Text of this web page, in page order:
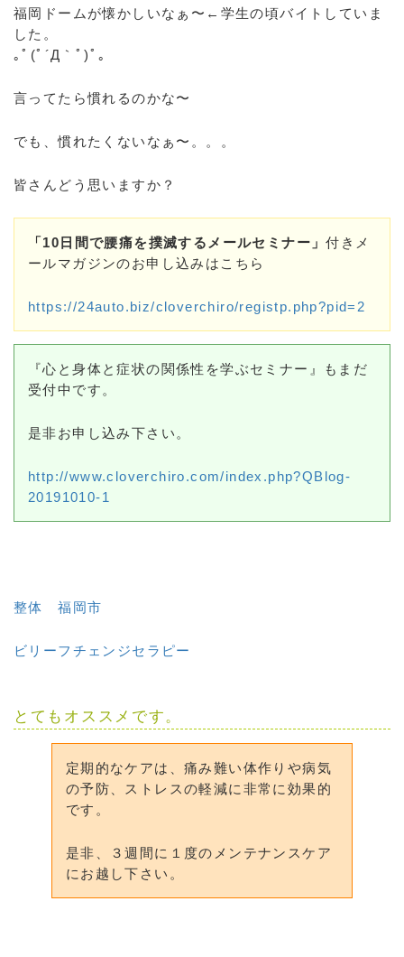
福岡ドームが懐かしいなぁ〜←学生の頃バイトしていま
した。
｡ﾟ(ﾟ´Д｀ﾟ)ﾟ｡
言ってたら慣れるのかな〜
でも、慣れたくないなぁ〜。。。
皆さんどう思いますか？
「10日間で腰痛を撲滅するメールセミナー」付きメ
ールマガジンのお申し込みはこちら
https://24auto.biz/cloverchiro/registp.php?pid=2
『心と身体と症状の関係性を学ぶセミナー』もまだ
受付中です。
是非お申し込み下さい。
http://www.cloverchiro.com/index.php?QBlog-
20191010-1
整体 福岡市
ビリーフチェンジセラピー
とてもオススメです。
定期的なケアは、痛み難い体作りや病気
の予防、ストレスの軽減に非常に効果的
です。
是非、３週間に１度のメンテナンスケア
にお越し下さい。